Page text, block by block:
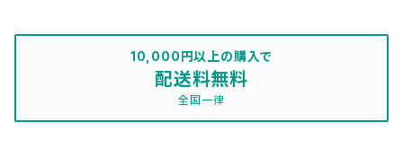
10,000円以上の購入で
配送料無料
全国一律